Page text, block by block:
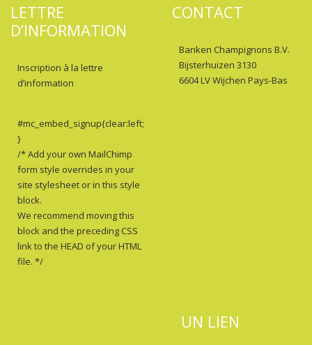
LETTRE
D’INFORMATION
Inscription à la lettre
d’information
#mc_embed_signup{clear:left;
}
/* Add your own MailChimp
form style overrides in your
site stylesheet or in this style
block.
We recommend moving this
block and the preceding CSS
link to the HEAD of your HTML
file. */
CONTACT
Banken Champignons B.V.
Bijsterhuizen 3130
6604 LV Wijchen Pays-Bas
UN LIEN